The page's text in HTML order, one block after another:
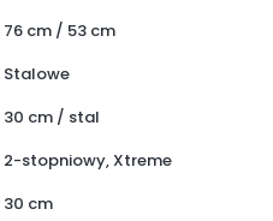
76 cm / 53 cm
Stalowe
30 cm / stal
2-stopniowy, Xtreme
30 cm